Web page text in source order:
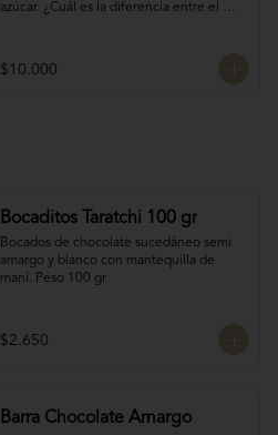
azúcar. ¿Cuál es la diferencia entre el
El manjar tradicional, al tener mayor
tiempo de cocción tiene un sabor más
$10.000
Bocaditos Taratchi 100 gr
Bocados de chocolate sucedáneo semi
amargo y blanco con mantequilla de
maní. Peso 100 gr
$2.650
Barra Chocolate Amargo